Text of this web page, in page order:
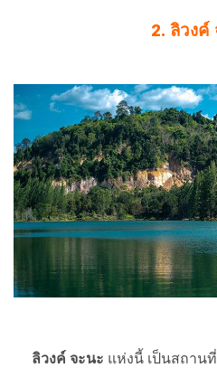
2. ลิวงค์
ลิวงค์ จะนะ แห่งนี้ เป็นสถาน